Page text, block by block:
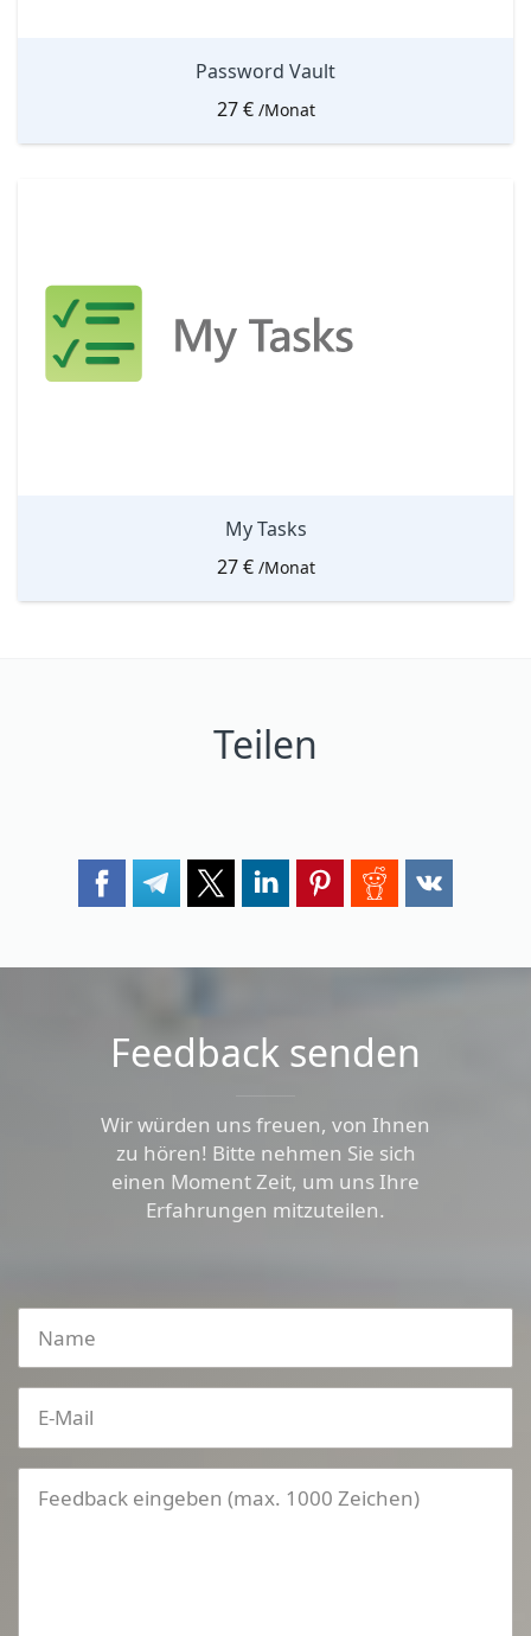
Password Vault
27€ /Monat
My Tasks
27€ /Monat
Teilen
Feedback senden
Wir würden uns freuen, von Ihnen
zu hören! Bitte nehmen Sie sich
einen Moment Zeit, um uns Ihre
Erfahrungen mitzuteilen.